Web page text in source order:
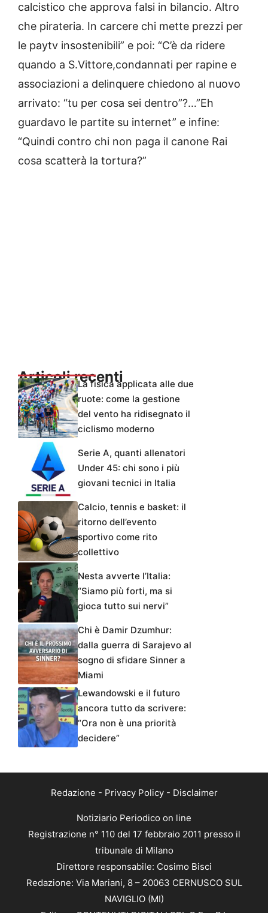
calcistico che approva falsi in bilancio. Altro
che pirateria. In carcere chi mette prezzi per
le paytv insostenibili” e poi: “C’è da ridere
quando a S.Vittore,condannati per rapine e
associazioni a delinquere chiedono al nuovo
arrivato: “tu per cosa sei dentro”?…”Eh
guardavo le partite su internet” e infine:
“Quindi contro chi non paga il canone Rai
cosa scatterà la tortura?”
Articoli recentiLa fisica applicata alle due
ruote: come la gestione
del vento ha ridisegnato il
ciclismo moderno
Serie A, quanti allenatori
Under 45: chi sono i più
giovani tecnici in Italia
Calcio, tennis e basket: il
ritorno dell’evento
sportivo come rito
collettivo
Nesta avverte l’Italia:
“Siamo più forti, ma si
gioca tutto sui nervi”
Chi è Damir Dzumhur:
dalla guerra di Sarajevo al
sogno di sfidare Sinner a
Miami
Lewandowski e il futuro
ancora tutto da scrivere:
“Ora non è una priorità
decidere”
Redazione - Privacy Policy- Disclaimer
Notiziario Periodico on line
Registrazione n° 110 del 17 febbraio 2011 presso il
tribunale di Milano
Direttore responsabile: Cosimo Bisci
Redazione: Via Mariani, 8 – 20063 CERNUSCO SUL
NAVIGLIO (MI)